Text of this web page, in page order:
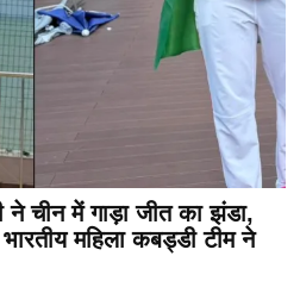
चीन में गाड़ा जीत का झंडा,
महिला कबड्डी टीम ने